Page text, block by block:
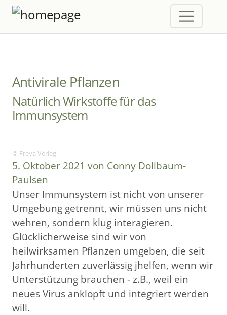
Antivirale Pflanzen
Natürlich Wirkstoffe für das
Immunsystem
© Freya Verlag
5. Oktober 2021 von Conny Dollbaum-
Paulsen
Unser Immunsystem ist nicht von unserer
Umgebung getrennt, wir müssen uns nicht
wehren, sondern klug interagieren.
Glücklicherweise sind wir von
heilwirksamen Pflanzen umgeben, die seit
Jahrhunderten zuverlässig jhelfen, wenn wir
Unterstützung brauchen - z.B., weil ein
neues Virus anklopft und integriert werden
will.